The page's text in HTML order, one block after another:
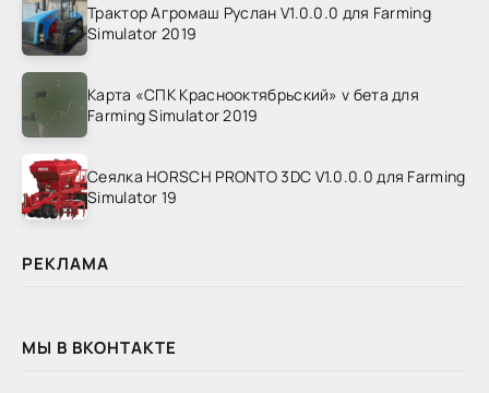
Трактор Агромаш Руслан V1.0.0.0 для Farming
Simulator 2019
Карта «СПК Краснооктябрьский» v бета для
Farming Simulator 2019
Сеялка HORSCH PRONTO 3DC V1.0.0.0 для Farming
Simulator 19
РЕКЛАМА
МЫ В ВКОНТАКТЕ